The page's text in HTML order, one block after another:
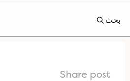
بحث
Share post